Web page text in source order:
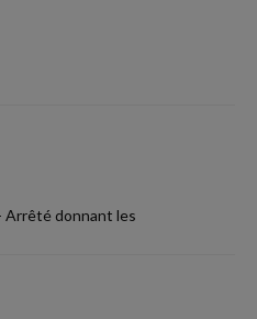
Arrêté donnant les